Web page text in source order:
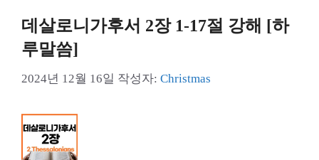
데살로니가후서 2장 1-17절 강해 [하
루말씀]
2024년 12월 16일 작성자: Christmas